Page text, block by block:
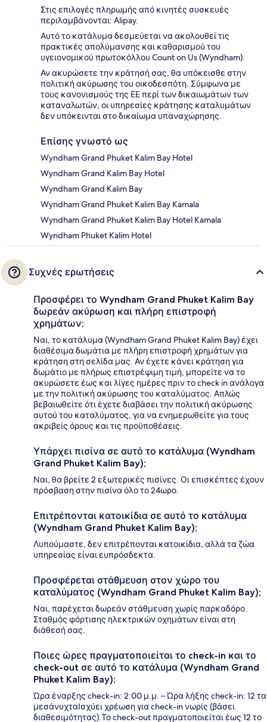
Στις επιλογές πληρωμής από κινητές συσκευές
περιλαμβάνονται: Alipay.
Αυτό το κατάλυμα δεσμεύεται να ακολουθεί τις
πρακτικές απολύμανσης και καθαρισμού του
υγειονομικού πρωτοκόλλου Count on Us (Wyndham).
Αν ακυρώσετε την κράτησή σας, θα υπόκεισθε στην
πολιτική ακύρωσης του οικοδεσπότη. Σύμφωνα με
τους κανονισμούς της ΕΕ περί των δικαιωμάτων των
καταναλωτών, οι υπηρεσίες κράτησης καταλυμάτων
δεν υπόκεινται στο δικαίωμα υπαναχώρησης.
Επίσης γνωστό ως
Wyndham Grand Phuket Kalim Bay Hotel
Wyndham Grand Kalim Bay Hotel
Wyndham Grand Kalim Bay
Wyndham Grand Phuket Kalim Bay Kamala
Wyndham Grand Phuket Kalim Bay Hotel Kamala
Wyndham Phuket Kalim Hotel
Συχνές ερωτήσεις
Προσφέρει το Wyndham Grand Phuket Kalim Bay
δωρεάν ακύρωση και πλήρη επιστροφή
χρημάτων;
Ναι, το κατάλυμα (Wyndham Grand Phuket Kalim Bay) έχει
διαθέσιμα δωμάτια με πλήρη επιστροφή χρημάτων για
κράτηση στη σελίδα μας. Αν έχετε κάνει κράτηση για
δωμάτιο με πλήρως επιστρέψιμη τιμή, μπορείτε να το
ακυρώσετε έως και λίγες ημέρες πριν το check in ανάλογα
με την πολιτική ακύρωσης του καταλύματος. Απλώς
βεβαιωθείτε ότι έχετε διαβάσει την πολιτική ακύρωσης
αυτού του καταλύματος, για να ενημερωθείτε για τους
ακριβείς όρους και τις προϋποθέσεις.
Υπάρχει πισίνα σε αυτό το κατάλυμα (Wyndham
Grand Phuket Kalim Bay);
Ναι, θα βρείτε 2 εξωτερικές πισίνες. Οι επισκέπτες έχουν
πρόσβαση στην πισίνα όλο το 24ωρο.
Επιτρέπονται κατοικίδια σε αυτό το κατάλυμα
(Wyndham Grand Phuket Kalim Bay);
Λυπούμαστε, δεν επιτρέπονται κατοικίδια, αλλά τα ζώα
υπηρεσίας είναι ευπρόσδεκτα.
Προσφέρεται στάθμευση στον χώρο του
καταλύματος (Wyndham Grand Phuket Kalim Bay);
Ναι, παρέχεται δωρεάν στάθμευση χωρίς παρκαδόρο.
Σταθμός φόρτισης ηλεκτρικών οχημάτων είναι στη
διάθεσή σας.
Ποιες ώρες πραγματοποιείται το check-in και το
check-out σε αυτό το κατάλυμα (Wyndham Grand
Phuket Kalim Bay);
Ώρα έναρξης check-in: 2:00 μ.μ. – Ώρα λήξης check-in: 12 τα
μεσάνυχταΙσχύει χρέωση για check-in νωρίς (βάσει
διαθεσιμότητας).Το check-out πραγματοποιείται έως 12 το